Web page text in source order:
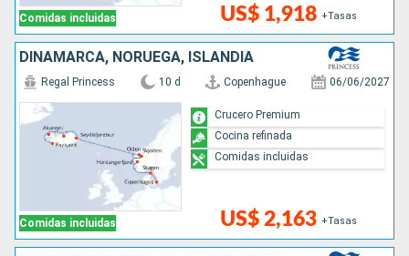
Comidas incluidas US$ 1,918 +Tasas
DINAMARCA, NORUEGA, ISLANDIA
Comidas incluidas
Regal Princess 10 d Copenhague 06/06/2027
US$ 2,163 +Tasas
Crucero Premium
Cocina refinada
Comidas incluidas